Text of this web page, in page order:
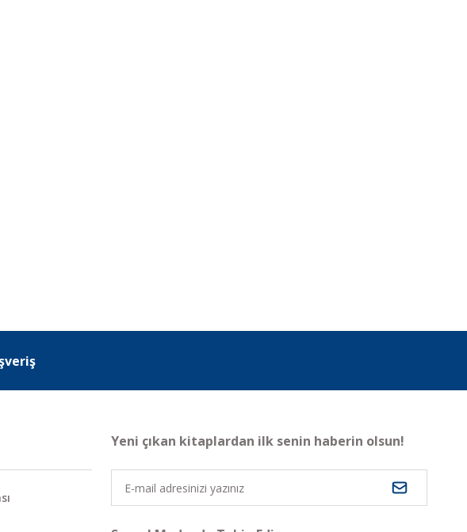
Yeni çıkan kitaplardan ilk senin haberin olsun!